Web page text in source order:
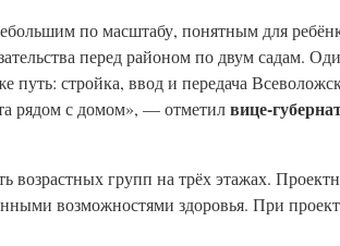
по масштабу, понятным для
перед районом по двум садам.
путь: стройка, ввод и передача
рядом с домом», — отметилвице-
возрастных групп на трёх этажах.
возможностями здоровья. При